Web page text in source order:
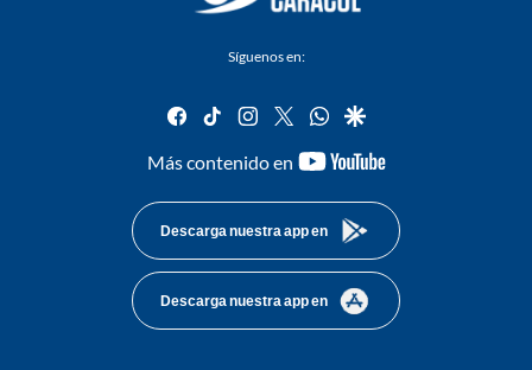
Síguenos en:
facebook
tiktok instagram
twitterwhatsapp
google
Más contenido en
youtube-
Descarga nuestra app en
Descarga nuestra app en